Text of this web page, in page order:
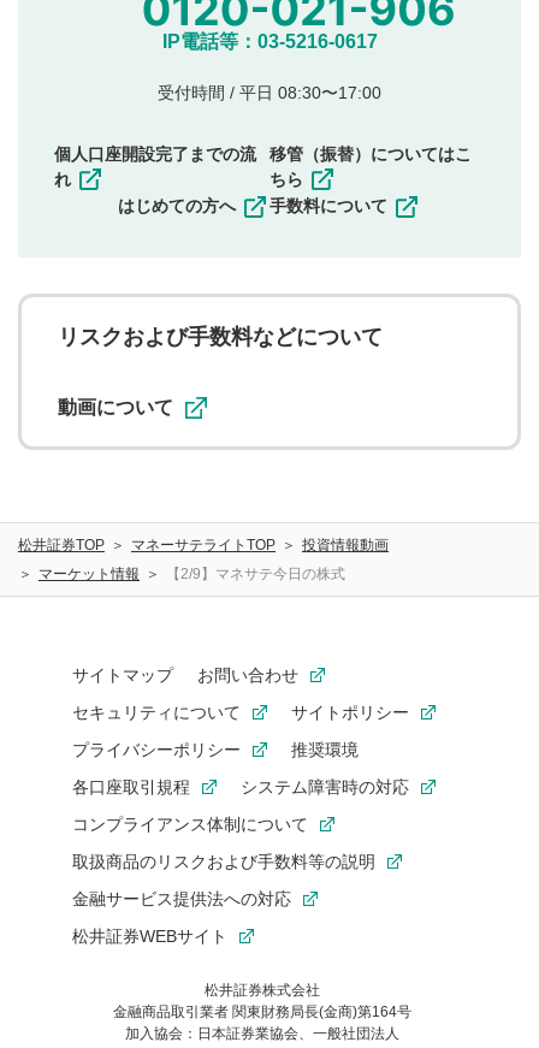
他のサイトへの誘導や営利目的、広告・宣伝を目
他者の権利（商標、著作権、その他の知的財産
その他当社が不適切と判断した投稿
一度投稿した評価およびコメントの変更・削除はできま
ことを承諾したものとします。また、利用者は、コメント
に関する著作者人格権を行使しないことに同意します。利
用者が投稿したコメントは、当社サービスの広告・宣伝、
ることがあります。
IP電話等：03-5216-0617
受付時間 / 平日 08:30〜17:00
個人口座開設完了までの流
れ
はじめての方へ
移管（振替）についてはこ
ちら
手数料について
リスクおよび手数料などについて
動画について
松井証券TOP マネーサテライトTOP
投資情報動画
マーケット情報
【2/9】マネサテ今日の株式
サイトマップ
お問い合わせ
セキュリティについて
サイトポリシー
プライバシーポリシー
推奨環境
各口座取引規程
システム障害時の対応
コンプライアンス体制について
取扱商品のリスクおよび手数料等の説明
金融サービス提供法への対応
松井証券WEBサイト
松井証券株式会社
金融商品取引業者 関東財務局長(金商)第164号
加入協会：日本証券業協会、一般社団法人
お気に入り機能は松井証券の会員限定の機能です。
お気に入り登録いただくと、後からいつでもお気に入りのコンテ